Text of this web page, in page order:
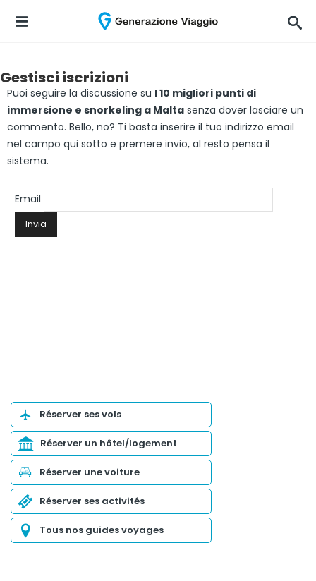
Gestisci iscrizioni
Puoi seguire la discussione su I 10 migliori punti di
immersione e snorkeling a Malta senza dover lasciare un
commento. Bello, no? Ti basta inserire il tuo indirizzo email
nel campo qui sotto e premere invio, al resto pensa il
sistema.
Email
Réserver ses vols
Réserver un hôtel/logement
Réserver une voiture
Réserver ses activités
Tous nos guides voyages